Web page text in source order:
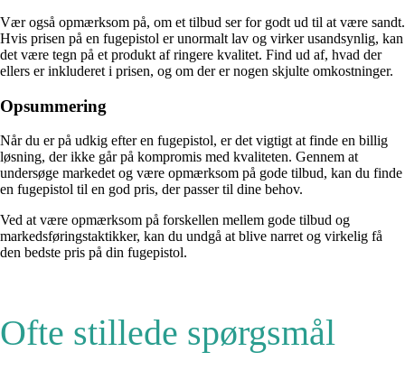
Vær også opmærksom på, om et tilbud ser for godt ud til at være sandt.
Hvis prisen på en fugepistol er unormalt lav og virker usandsynlig, kan
det være tegn på et produkt af ringere kvalitet. Find ud af, hvad der
ellers er inkluderet i prisen, og om der er nogen skjulte omkostninger.
Opsummering
Når du er på udkig efter en fugepistol, er det vigtigt at finde en billig
løsning, der ikke går på kompromis med kvaliteten. Gennem at
undersøge markedet og være opmærksom på gode tilbud, kan du finde
en fugepistol til en god pris, der passer til dine behov.
Ved at være opmærksom på forskellen mellem gode tilbud og
markedsføringstaktikker, kan du undgå at blive narret og virkelig få
den bedste pris på din fugepistol.
Ofte stillede spørgsmål